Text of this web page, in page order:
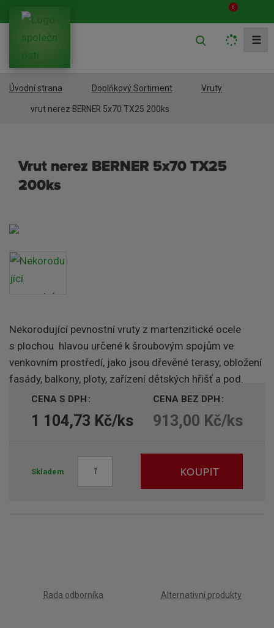
0
l
t
☰
Úvodní strana Doplňkový Sortiment Vruty
vrut nerez BERNER 5x70 TX25 200ks
vrut nerez BERNER 5x70 TX25
200ks
Rada odborníka Alternativní produkty
Nekorodující pevnostní vruty z martenzitické ocele
s plochou hlavou určené k šroubovým spojům ve
venkovním prostředí, jako jsou dřevěné terasy, obložení
fasády, balkony, ploty, zařízení dětských hřišť a pod.
CENA S DPH
1 104,73 Kč/ks
CENA BEZ DPH
913,00 Kč/ks
Skladem KOUPIT